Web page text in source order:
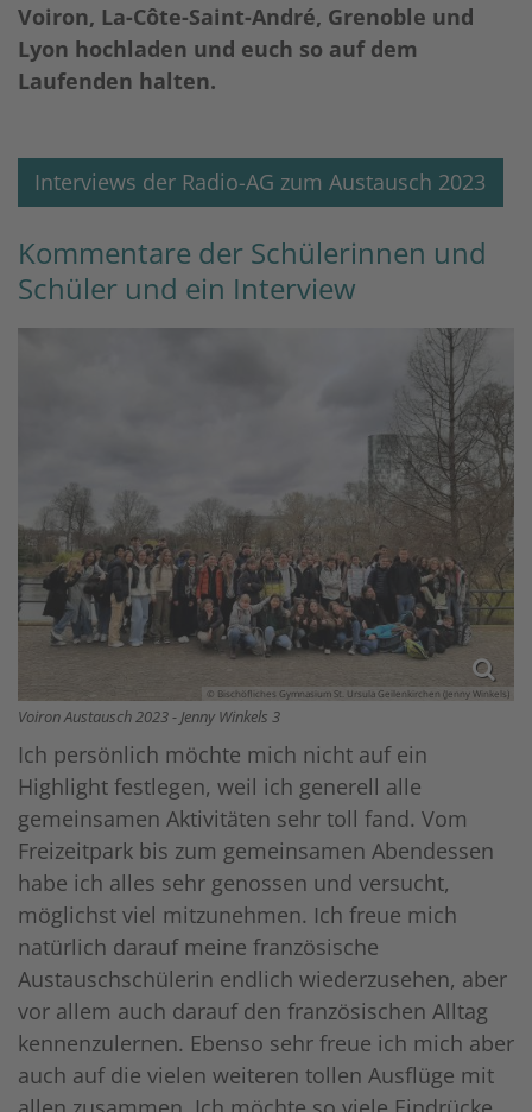
Voiron, La-Côte-Saint-André, Grenoble und
Lyon hochladen und euch so auf dem
Laufenden halten.
Interviews der Radio-AG zum Austausch 2023
Kommentare der Schülerinnen und
Schüler und ein Interview
© Bischöfliches Gymnasium St. Ursula Geilenkirchen (Jenny Winkels)
Voiron Austausch 2023 - Jenny Winkels 3
Ich persönlich möchte mich nicht auf ein
Highlight festlegen, weil ich generell alle
gemeinsamen Aktivitäten sehr toll fand. Vom
Freizeitpark bis zum gemeinsamen Abendessen
habe ich alles sehr genossen und versucht,
möglichst viel mitzunehmen. Ich freue mich
natürlich darauf meine französische
Austauschschülerin endlich wiederzusehen, aber
vor allem auch darauf den französischen Alltag
kennenzulernen. Ebenso sehr freue ich mich aber
auch auf die vielen weiteren tollen Ausflüge mit